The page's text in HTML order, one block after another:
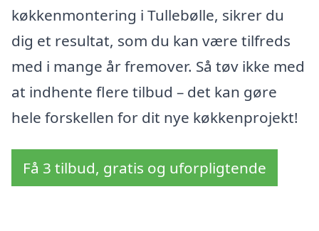
køkkenmontering i Tullebølle, sikrer du
dig et resultat, som du kan være tilfreds
med i mange år fremover. Så tøv ikke med
at indhente flere tilbud – det kan gøre
hele forskellen for dit nye køkkenprojekt!
Få 3 tilbud, gratis og uforpligtende